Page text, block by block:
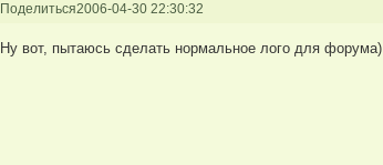
Поделиться2006-04-30 22:30:32
Ну вот, пытаюсь сделать нормальное лого для форума)